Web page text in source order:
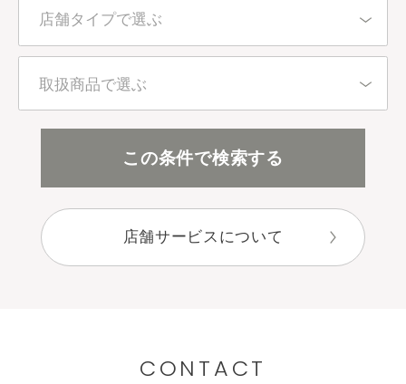
北海道・東北
店舗タイプで選ぶ
百貨店・直営店
アインズ＆トルペ（カウンセリング）
アインズ＆トルペ（セルフ）
セレクトショップ
取扱商品で選ぶ
ボディケア
カウンセリング
この条件で検索する
店舗サービスについて
CONTACT